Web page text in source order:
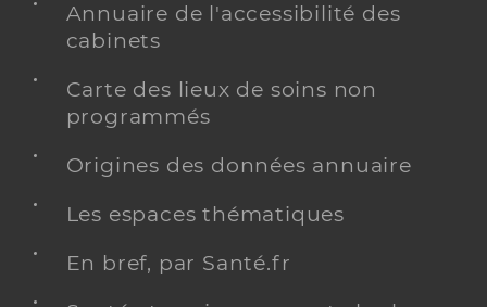
Annuaire de l'accessibilité des
cabinets
Carte des lieux de soins non
programmés
Origines des données annuaire
Les espaces thématiques
En bref, par Santé.fr